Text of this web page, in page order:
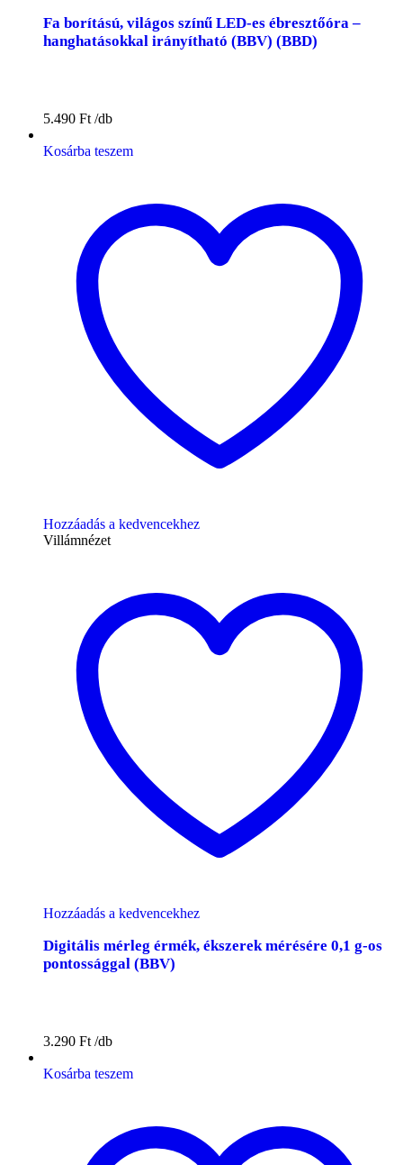
Fa borítású, világos színű LED-es ébresztőóra –
hanghatásokkal irányítható (BBV) (BBD)
5.490 Ft
Kosárba teszem
Hozzáadás a kedvencekhez
Villámnézet
Hozzáadás a kedvencekhez
Digitális mérleg érmék, ékszerek mérésére 0,1 g-os
pontossággal (BBV)
3.290 Ft
Kosárba teszem